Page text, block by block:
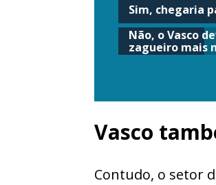
Sim, chegaria
Não, o Vasco
zagueiro mais
Vasco
Contudo, o setor